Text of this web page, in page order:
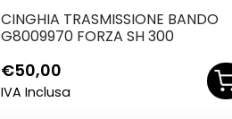
CINGHIA TRASMISSIONE BANDO
G8009970 FORZA SH 300
€50,00
IVA Inclusa